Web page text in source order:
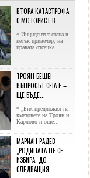
ВТОРА КАТАСТРОФА
С МОТОРИСТ В...
* Инцидентът стана в
петък привечер, на
правата отсечка...
ТРОЯН БЕШЕ!
ВЪПРОСЪТ СЕГА Е –
ЩЕ БЪДЕ...
* „Бих предложил на
кметовете на Троян и
Карлово и още...
МАРИАН РАДЕВ:
„РОДИНАТА НЕ СЕ
ИЗБИРА. ДО
СЛЕДВАЩИЯ...